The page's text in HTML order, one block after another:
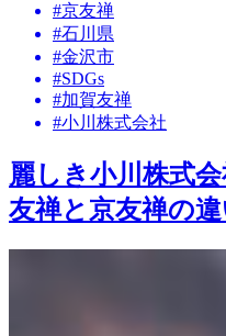
#京友禅
#石川県
#金沢市
#SDGs
#加賀友禅
#小川株式会社
麗しき小川株式
友禅と京友禅の